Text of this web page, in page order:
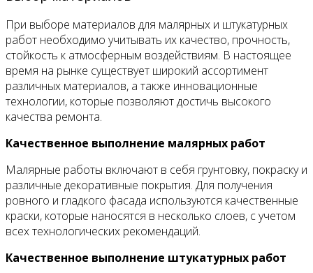
При выборе материалов для малярных и штукатурных
работ необходимо учитывать их качество, прочность,
стойкость к атмосферным воздействиям. В настоящее
время на рынке существует широкий ассортимент
различных материалов, а также инновационные
технологии, которые позволяют достичь высокого
качества ремонта.
Качественное выполнение малярных работ
Малярные работы включают в себя грунтовку, покраску и
различные декоративные покрытия. Для получения
ровного и гладкого фасада используются качественные
краски, которые наносятся в несколько слоев, с учетом
всех технологических рекомендаций.
Качественное выполнение штукатурных работ